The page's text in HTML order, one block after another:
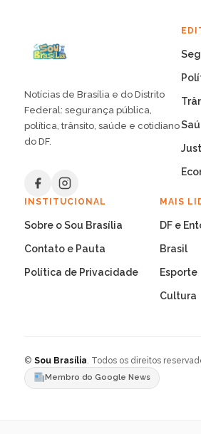
Notícias de Brasília e do Distrito
Federal: segurança pública,
política, trânsito, saúde e cotidiano
do DF.
INSTITUCIONAL
Sobre o Sou Brasília
Contato e Pauta
Política de Privacidade
MAIS
DF e
Brasil
Esporte
Cultura
© Sou Brasília . Todos os direitos
Membro do Google News